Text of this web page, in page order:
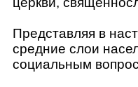
Представляя в
средние слои
социальным